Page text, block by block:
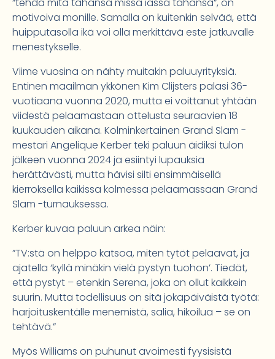
”tehdä mitä tahansa missä iässä tahansa”, on
motivoiva monille. Samalla on kuitenkin selvää, että
huipputasolla ikä voi olla merkittävä este jatkuvalle
menestykselle.
Viime vuosina on nähty muitakin paluuyrityksiä.
Entinen maailman ykkönen Kim Clijsters palasi 36-
vuotiaana vuonna 2020, mutta ei voittanut yhtään
viidestä pelaamastaan ottelusta seuraavien 18
kuukauden aikana. Kolminkertainen Grand Slam -
mestari Angelique Kerber teki paluun äidiksi tulon
jälkeen vuonna 2024 ja esiintyi lupauksia
herättävästi, mutta hävisi silti ensimmäisellä
kierroksella kaikissa kolmessa pelaamassaan Grand
Slam -turnauksessa.
Kerber kuvaa paluun arkea näin:
”TV:stä on helppo katsoa, miten tytöt pelaavat, ja
ajatella ‘kyllä minäkin vielä pystyn tuohon’. Tiedät,
että pystyt – etenkin Serena, joka on ollut kaikkein
suurin. Mutta todellisuus on sitä jokapäiväistä työtä:
harjoituskentälle menemistä, salia, hikoilua – se on
tehtävä.”
Myös Williams on puhunut avoimesti fyysisistä